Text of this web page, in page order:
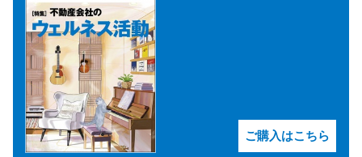
ご購入はこちら